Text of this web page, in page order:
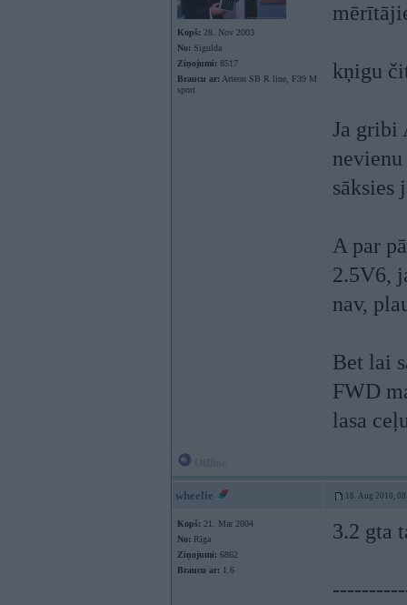
Kopš: 28. Nov 2003
No: Sigulda
Ziņojumi: 8517
Braucu ar: Arteon SB R line, F39 M
sport
kņigu
Ja gribi
sāksies
A par
2.5V6,
nav,
Bet lai
FWD
lasa
wheelie 18. Aug 2010,
Kopš: 21. Mar 2004
No: Rīga
Ziņojumi: 6862
Braucu ar: 1.6
3.2 gta